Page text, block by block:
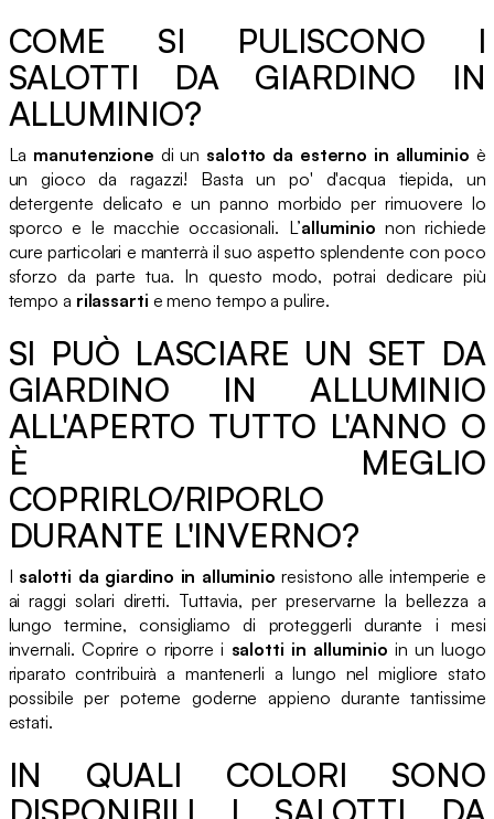
COME SI PULISCONO I
SALOTTI DA GIARDINO IN
ALLUMINIO?
La manutenzione di un salotto da esterno in alluminio è
un gioco da ragazzi! Basta un po' d'acqua tiepida, un
detergente delicato e un panno morbido per rimuovere lo
sporco e le macchie occasionali. L’alluminio non richiede
cure particolari e manterrà il suo aspetto splendente con poco
sforzo da parte tua. In questo modo, potrai dedicare più
tempo a rilassarti e meno tempo a pulire.
SI PUÒ LASCIARE UN SET DA
GIARDINO IN ALLUMINIO
ALL'APERTO TUTTO L'ANNO O
È MEGLIO
COPRIRLO/RIPORLO
DURANTE L'INVERNO?
I salotti da giardino in alluminio resistono alle intemperie e
ai raggi solari diretti. Tuttavia, per preservarne la bellezza a
lungo termine, consigliamo di proteggerli durante i mesi
invernali. Coprire o riporre i salotti in alluminio in un luogo
riparato contribuirà a mantenerli a lungo nel migliore stato
possibile per poterne goderne appieno durante tantissime
estati.
IN QUALI COLORI SONO
DISPONIBILI I SALOTTI DA